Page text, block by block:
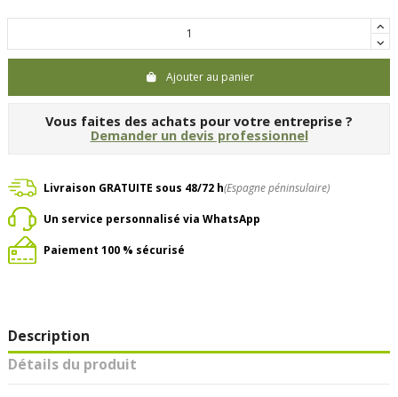
Ajouter au panier
Vous faites des achats pour votre entreprise ?
Demander un devis professionnel
Livraison GRATUITE sous 48/72 h(Espagne péninsulaire)
Un service personnalisé via WhatsApp
Paiement 100 % sécurisé
Description
Détails du produit